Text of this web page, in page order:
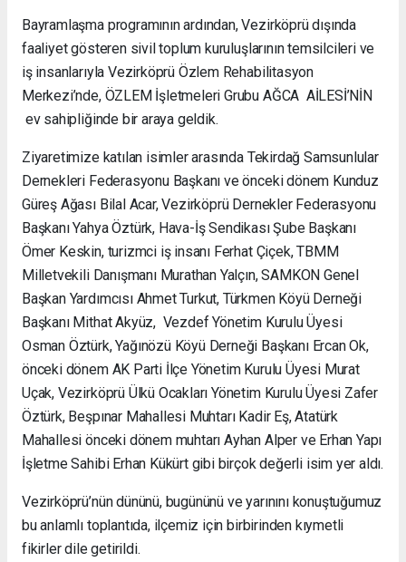
Bayramlaşma programının ardından, Vezirköprü dışında
faaliyet gösteren sivil toplum kuruluşlarının temsilcileri ve
iş insanlarıyla Vezirköprü Özlem Rehabilitasyon
Merkezi’nde, ÖZLEM İşletmeleri Grubu AĞCA AİLESİ’NİN
ev sahipliğinde bir araya geldik.
Ziyaretimize katılan isimler arasında Tekirdağ Samsunlular
Dernekleri Federasyonu Başkanı ve önceki dönem Kunduz
Güreş Ağası Bilal Acar, Vezirköprü Dernekler Federasyonu
Başkanı Yahya Öztürk, Hava-İş Sendikası Şube Başkanı
Ömer Keskin, turizmci iş insanı Ferhat Çiçek, TBMM
Milletvekili Danışmanı Murathan Yalçın, SAMKON Genel
Başkan Yardımcısı Ahmet Turkut, Türkmen Köyü Derneği
Başkanı Mithat Akyüz, Vezdef Yönetim Kurulu Üyesi
Osman Öztürk, Yağınözü Köyü Derneği Başkanı Ercan Ok,
önceki dönem AK Parti İlçe Yönetim Kurulu Üyesi Murat
Uçak, Vezirköprü Ülkü Ocakları Yönetim Kurulu Üyesi Zafer
Öztürk, Beşpınar Mahallesi Muhtarı Kadir Eş, Atatürk
Mahallesi önceki dönem muhtarı Ayhan Alper ve Erhan Yapı
İşletme Sahibi Erhan Kükürt gibi birçok değerli isim yer aldı.
Vezirköprü’nün dününü, bugününü ve yarınını konuştuğumuz
bu anlamlı toplantıda, ilçemiz için birbirinden kıymetli
fikirler dile getirildi.